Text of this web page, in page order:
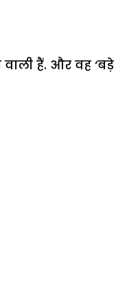
वाली हैं. और वह ‘बड़े